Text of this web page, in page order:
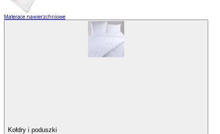
Materace nawierzchniowe
Kołdry i poduszki